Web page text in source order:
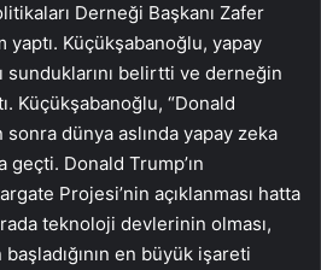
Derneği Başkanı Zafer
yaptı. Küçükşabanoğlu, yapay
sunduklarını belirtti ve derneğin
Küçükşabanoğlu, “Donald
sonra dünya aslında yapay zeka
Donald Trump’ın
Projesi’nin açıklanması hatta
teknoloji devlerinin olması,
en büyük işareti